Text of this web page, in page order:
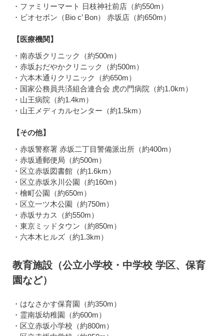
・ファミリーマート 日枝神社前店（約550m）
・ビオセボン（Bio c’ Bon） 赤坂店（約650m）
【医療機関】
・南赤坂クリニック（約500m）
・赤坂おだやかクリニック（約500m）
・六本木通りクリニック（約650m）
・国家公務員共済組合連合会 虎の門病院（約1.0km）
・山王病院（約1.4km）
・山王メディカルセンター（約1.5km）
【その他】
・赤坂警察署 赤坂二丁目警備派出所（約400m）
・赤坂通郵便局（約500m）
・区立赤坂図書館（約1.6km）
・区立赤坂氷川公園（約160m）
・檜町公園（約650m）
・区立一ツ木公園（約750m）
・赤坂サカス（約550m）
・東京ミッドタウン（約850m）
・六本木ヒルズ（約1.3km）
教育施設（公立小学校・中学校 学区、保育
園など）
・はなさかす保育園（約350m）
・霊南坂幼稚園（約600m）
・区立赤坂小学校（約800m）